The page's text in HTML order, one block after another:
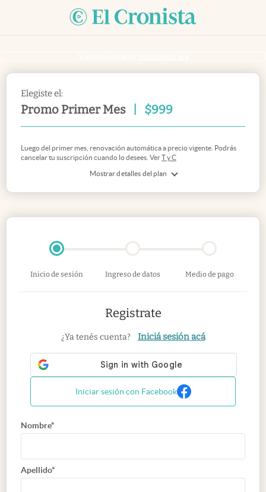
Elegiste el:
Promo Primer Mes $999
Mostrar detalles del plan
Luego del primer mes, renovación automática a precio vigente. Podrás
cancelar tu suscripción cuando lo desees. VerT y C
Inicio de sesión Ingreso de datos Medio de pago
Registrate
¿Ya tenés cuenta? Iniciá sesión acá
Iniciar sesión con Facebook
Nombre*
Apellido*